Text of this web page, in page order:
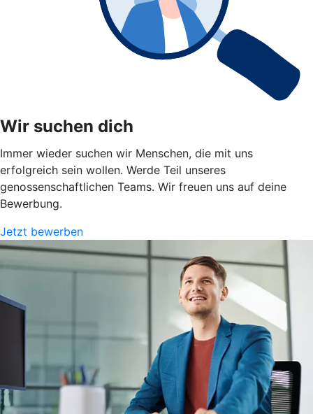
Wir suchen dich
Immer wieder suchen wir Menschen, die mit uns
erfolgreich sein wollen. Werde Teil unseres
genossenschaftlichen Teams. Wir freuen uns auf deine
Bewerbung.
Jetzt bewerben